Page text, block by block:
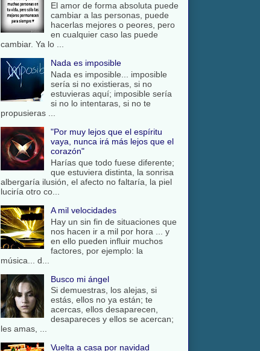
El amor de forma absoluta puede
cambiar a las personas, puede
hacerlas mejores o peores, pero
en cualquier caso las puede
cambiar. Ya lo ...
Nada es imposible
Nada es imposible... imposible
sería si no existieras, si no
estuvieras aquí; imposible sería
si no lo intentaras, si no te
propusieras ...
"Por muy lejos que el espíritu
vaya, nunca irá más lejos que el
corazón"
Harías que todo fuese diferente;
que estuviera distinta, la sonrisa
albergaría ilusión, el afecto no faltaría, la piel
luciría otro co...
A mil velocidades
Hay un sin fin de situaciones que
nos hacen ir a mil por hora ... y
en ello pueden influir muchos
factores, por ejemplo: la
música... d...
Busco mi ángel
Si demuestras, los alejas, si
estás, ellos no ya están; te
acercas, ellos desaparecen,
desapareces y ellos se acercan;
les amas, ...
Vuelta a casa por navidad